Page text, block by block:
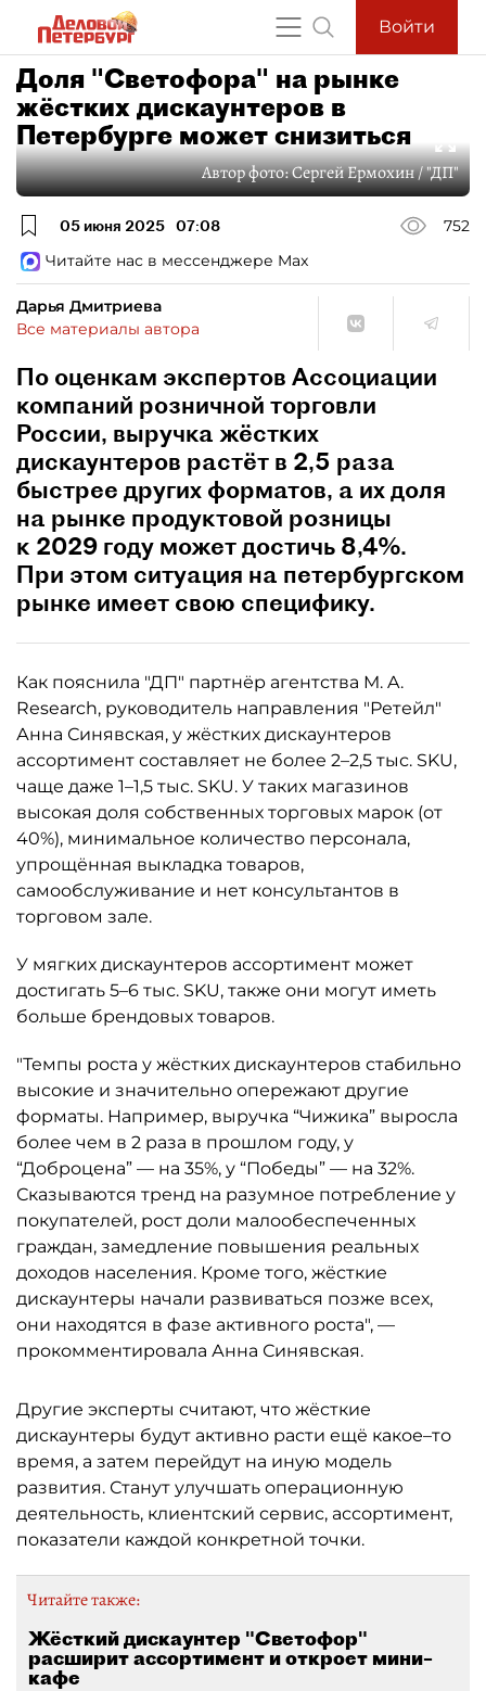
Войти
Доля "Светофора" на рынке
жёстких дискаунтеров в
Петербурге может снизиться
Автор фото:Сергей Ермохин / "ДП"
05 июня 2025 07:08
752
Читайте нас в мессенджере Max
Дарья Дмитриева
Все материалы автора
По оценкам экспертов Ассоциации
компаний розничной торговли
России, выручка жёстких
дискаунтеров растёт в 2,5 раза
быстрее других форматов, а их доля
на рынке продуктовой розницы
к 2029 году может достичь 8,4%.
При этом ситуация на петербургском
рынке имеет свою специфику.
Как пояснила "ДП" партнёр агентства M. A.
Research, руководитель направления "Ретейл"
Анна Синявская, у жёстких дискаунтеров
ассортимент составляет не более 2–2,5 тыс. SKU,
чаще даже 1–1,5 тыс. SKU. У таких магазинов
высокая доля собственных торговых марок (от
40%), минимальное количество персонала,
упрощённая выкладка товаров,
самообслуживание и нет консультантов в
торговом зале.
У мягких дискаунтеров ассортимент может
достигать 5–6 тыс. SKU, также они могут иметь
больше брендовых товаров.
"Темпы роста у жёстких дискаунтеров стабильно
высокие и значительно опережают другие
форматы. Например, выручка “Чижика” выросла
более чем в 2 раза в прошлом году, у
“Доброцена” — на 35%, у “Победы” — на 32%.
Сказываются тренд на разумное потребление у
покупателей, рост доли малообеспеченных
граждан, замедление повышения реальных
доходов населения. Кроме того, жёсткие
дискаунтеры начали развиваться позже всех,
они находятся в фазе активного роста", —
прокомментировала Анна Синявская.
Другие эксперты считают, что жёсткие
дискаунтеры будут активно расти ещё какое–то
время, а затем перейдут на иную модель
развития. Станут улучшать операционную
деятельность, клиентский сервис, ассортимент,
показатели каждой конкретной точки.
Читайте также:
Жёсткий дискаунтер "Светофор"
расширит ассортимент и откроет мини–
кафе